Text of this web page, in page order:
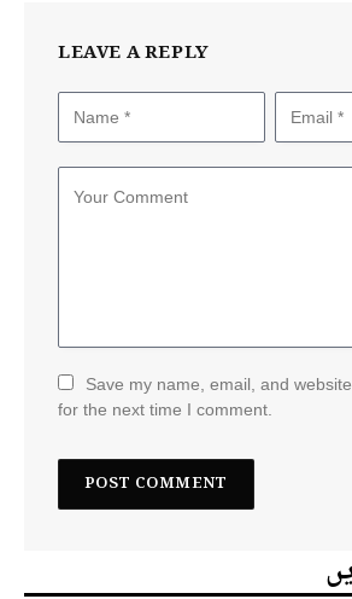
LEAVE A REPLY
Save my name, email, and
for the next time I comment.